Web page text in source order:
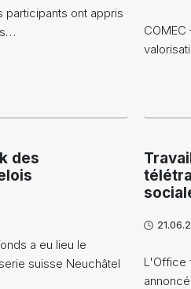
participants ont appris
des
a eu lieu le
suisse Neuchâtel
L'Office